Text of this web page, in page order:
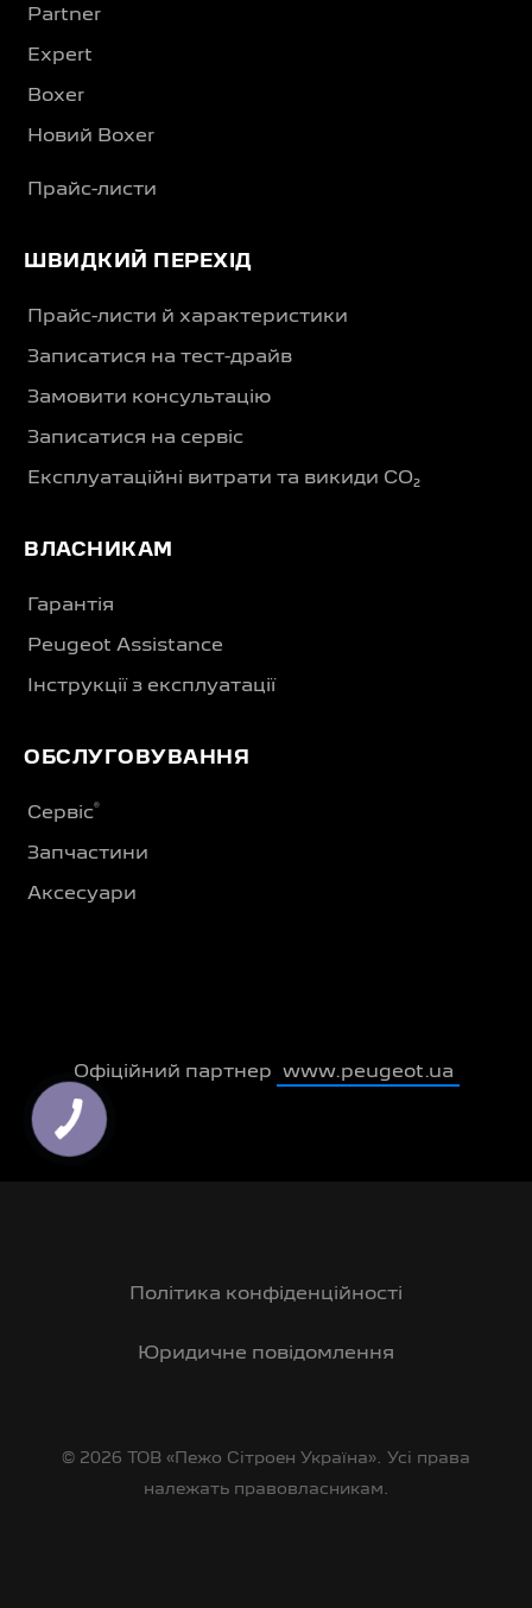
Partner
Expert
Boxer
Новий Boxer
Прайс-листи
ШВИДКИЙ ПЕРЕХІД
Прайс-листи й характеристики
Записатися на тест-драйв
Замовити консультацію
Записатися на сервіс
Експлуатаційні витрати та викиди CO₂
ВЛАСНИКАМ
Гарантія
Peugeot Assistance
Інструкції з експлуатації
ОБСЛУГОВУВАННЯ
Сервіс®
Запчастини
Аксесуари
Офіційний партнер www.peugeot.ua
Політика конфіденційності
Юридичне повідомлення
© 2026 ТОВ «Пежо Сітроен Україна». Усі права
належать правовласникам.